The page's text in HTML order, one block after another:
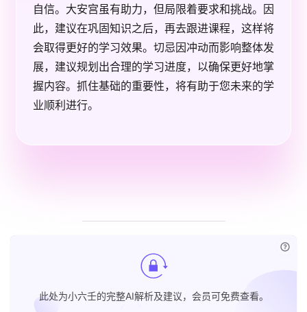
自信。大安宫虽有助力，但局限着要求和挑战。因
此，建议在巩固知识之后，再去跟进课程，这样将
会取得更好的学习效果。切忌因冲动而影响整体发
展，建议规划出合理的学习进度，以确保更好地掌
握内容。抓住基础的重要性，将有助于您未来的学
业顺利进行。
此处为小六壬的完整AI解析及建议，会员可免费查看。